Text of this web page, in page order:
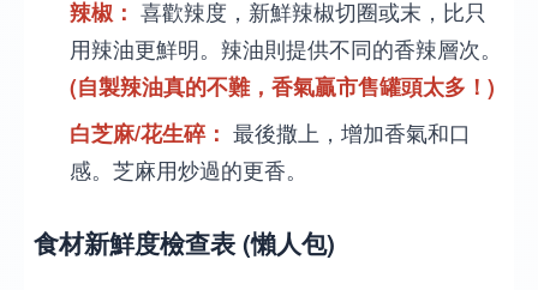
辣椒： 喜歡辣度，新鮮辣椒切圈或末，比只
用辣油更鮮明。辣油則提供不同的香辣層次。
(自製辣油真的不難，香氣贏市售罐頭太多！)
白芝麻/花生碎： 最後撒上，增加香氣和口
感。芝麻用炒過的更香。
食材新鮮度檢查表 (懶人包)